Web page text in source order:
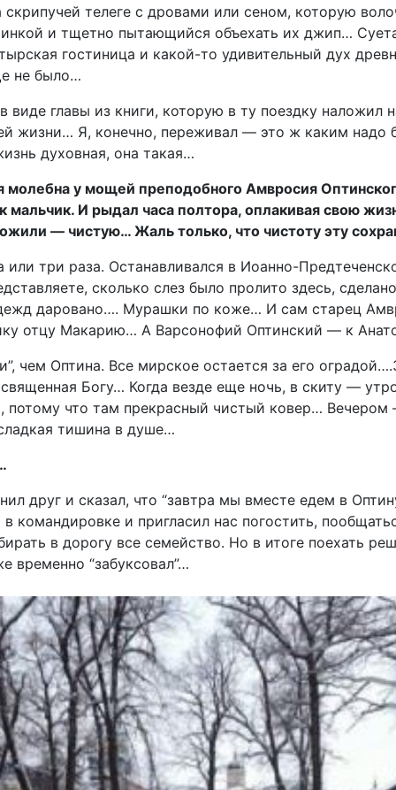
скрипучей телеге с дровами или сеном, которую
и тщетно пытающийся объехать их джип…
гостиница и какой-то удивительный дух
не было…
виде главы из книги, которую в ту поездку наложил
жизни… Я, конечно, переживал — это ж каким надо
духовная, она такая…
молебна у мощей преподобного Амвросия
мальчик. И рыдал часа полтора, оплакивая свою
— чистую… Жаль только, что чистоту эту
три раза. Останавливался в Иоанно-
сколько слез было пролито здесь,
даровано…. Мурашки по коже… И сам старец
отцу Макарию… А Варсонофий Оптинский — к
чем Оптина. Все мирское остается за его
Богу… Когда везде еще ночь, в скиту —
потому что там прекрасный чистый ковер… Вечером
тишина в душе…
друг и сказал, что “завтра мы вместе едем в
командировке и пригласил нас погостить,
в дорогу все семейство. Но в итоге поехать
временно “забуксовал”…